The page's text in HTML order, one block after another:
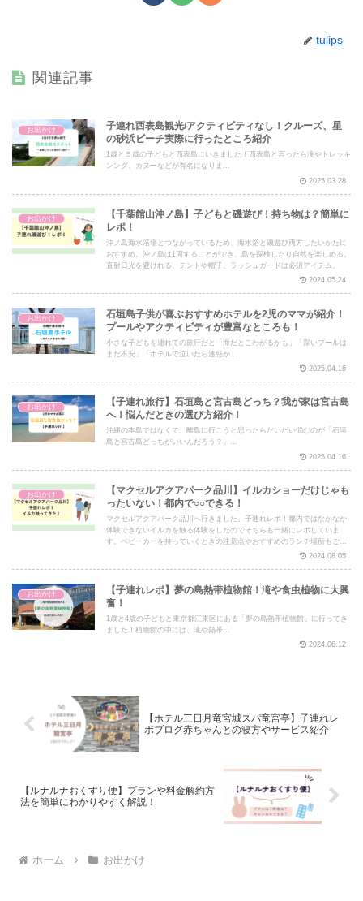
tulips
関連記事
お出かけ
子連れ西表島観光/アクティビティなし！クルーズ、星
の砂浜ビーチ実際に行ったところ紹介
1歳と５歳の子どもと西表島にいきました！西表島と言ったら滝やトレッキ
ンング、カヌーなどが有名になりま...
2025.03.28
お出かけ
【千葉館山沖ノ島】子どもと磯遊び！持ち物は？簡単に
レポ！
沖ノ島海水浴場とつながっているため、海水浴と磯遊び両方したいかたに
おすすめ。沖ノ島は1周することができ、島を探検したり自然を楽しめる。
直射日光を避けれる、テントや帽子、ラッシュガードは必須アイテム。
2024.05.24
お出かけ
石垣島子供が喜ぶおすすめホテルを2児のママが紹介！
プールやアクティビティが豊富なところも！
小さな子どもを連れての旅行だと「海だとこわがるかも」「深いプールは
まだ不安」「ホテルで泣いたら迷惑か...
2025.04.16
お出かけ
【子連れ旅行】石垣島と宮古島どっち？我が家は宮古島
へ！悩んだときの選び方紹介！
沖縄の本島ではなくて、離島に行こうと思ったらだいたい悩むのが「石垣
島と宮古島どっちがいいんだろう？」...
2025.04.16
お出かけ
【マクセルアクアパーク品川】イルカショーだけじゃも
ったいない！都内で○○できる！
マクセルアクアパーク品川へ行きました。子連れレポ！都内ではなかなか
体験できないイルカを触る体験をしたのでそちらも一緒にレポしていま
す。ベビーカーを持っていくときの注意点やおすすめのランチ場所もご紹
2024.08.05
お出かけ
【子連れレポ】夢の島熱帯植物館！滝や食虫植物に大興
奮！
1歳と4歳の子どもと東京都江東区にある「夢の島熱帯植物館」に行ってき
ました！植物館の中には、滝や熱帯...
2024.06.12
【ホテル三日月竜宮城スパ竜宮亭】子連れレ
ポブログ赤ちゃんとの寝方やサービス紹介
【ルナルナおくすり便】プランや料金解約方
法を簡単にわかりやすく解説！
ホーム お出かけ